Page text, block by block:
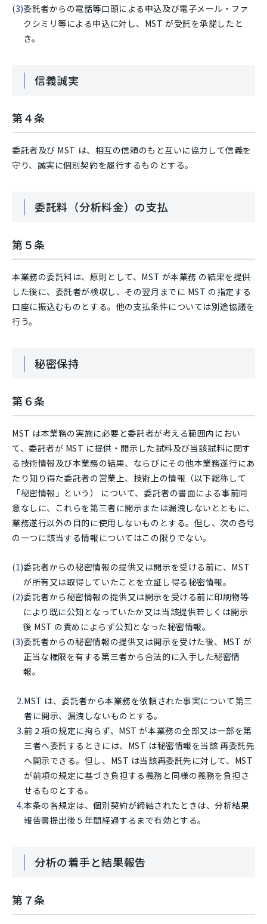
委託者からの電話等口頭による申込及び電子メール・ファ
クシミリ等による申込に対し、MST が受託を承諾したと
き。
信義誠実
第４条
委託者及び MST は、相互の信頼のもと互いに協力して信義を
守り、誠実に個別契約を履行するものとする。
委託料（分析料金）の支払
第５条
本業務の委託料は、原則として、MST が本業務 の結果を提供
した後に、委託者が検収し、その翌月までに MST の指定する
口座に振込むものとする。他の支払条件については別途協議を
行う。
秘密保持
第６条
MST は本業務の実施に必要と委託者が考える範囲内におい
て、委託者が MST に提供・開示した試料及び当該試料に関す
る技術情報及び本業務の結果、ならびにその他本業務遂行にあ
たり知り得た委託者の営業上、技術上の情報（以下総称して
「秘密情報」という） について、委託者の書面による事前同
意なしに、これらを第三者に開示または漏洩しないとともに、
業務遂行以外の目的に使用しないものとする。但し、次の各号
の一つに該当する情報についてはこの限りでない。
委託者からの秘密情報の提供又は開示を受ける前に、MST
が所有又は取得していたことを立証し得る秘密情報。
委託者から秘密情報の提供又は開示を受ける前に印刷物等
により既に公知となっていたか又は当該提供若しくは開示
後 MST の責めによらず公知となった秘密情報。
委託者からの秘密情報の提供又は開示を受けた後、MST が
正当な権限を有する第三者から合法的に入手した秘密情
報。
MST は、委託者から本業務を依頼された事実について第三
者に開示、漏洩しないものとする。
前２項の規定に拘らず、MST が本業務の全部又は一部を第
三者へ委託するときには、MST は秘密情報を当該 再委託先
へ開示できる。但し、MST は当該再委託先に対して、MST
が前項の規定に基づき負担する義務と同様の義務を負担さ
せるものとする。
本条の各規定は、個別契約が締結されたときは、分析結果
報告書提出後５年間経過するまで有効とする。
分析の着手と結果報告
第７条